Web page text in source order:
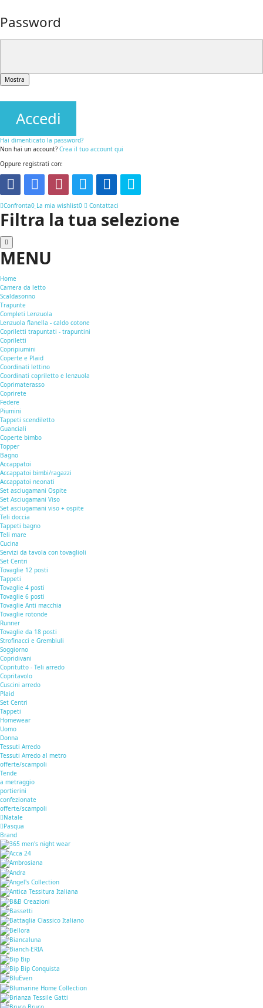
Password
Mostra
Accedi
Hai dimenticato la password?
Non hai un account? Crea il tuo account qui
Oppure registrati con:
Confronta0 La mia wishlist0 Contattaci
Filtra la tua selezione
MENU
Home
Camera da letto
Scaldasonno
Trapunte
Completi Lenzuola
Lenzuola flanella - caldo cotone
Copriletti trapuntati - trapuntini
Copriletti
Copripiumini
Coperte e Plaid
Coordinati lettino
Coordinati copriletto e lenzuola
Coprimaterasso
Coprirete
Federe
Piumini
Tappeti scendiletto
Guanciali
Coperte bimbo
Topper
Bagno
Accappatoi
Accappatoi bimbi/ragazzi
Accappatoi neonati
Set asciugamani Ospite
Set Asciugamani Viso
Set asciugamani viso + ospite
Teli doccia
Tappeti bagno
Teli mare
Cucina
Servizi da tavola con tovaglioli
Set Centri
Tovaglie 12 posti
Tappeti
Tovaglie 4 posti
Tovaglie 6 posti
Tovaglie Anti macchia
Tovaglie rotonde
Runner
Tovaglie da 18 posti
Strofinacci e Grembiuli
Soggiorno
Copridivani
Copritutto - Teli arredo
Copritavolo
Cuscini arredo
Plaid
Set Centri
Tappeti
Homewear
Uomo
Donna
Tessuti Arredo
Tessuti Arredo al metro
offerte/scampoli
Tende
a metraggio
portierini
confezionate
offerte/scampoli
Natale
Pasqua
Brand